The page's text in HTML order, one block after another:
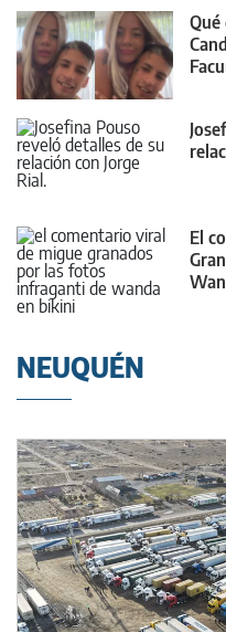
Qué
El
NEUQUÉN